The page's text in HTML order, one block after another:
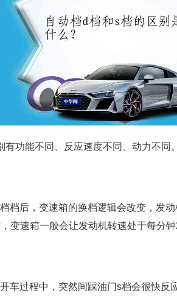
有功能不同、反应速度不同、动力不同。
档后，变速箱的换档逻辑会改变，发
变速箱一般会让发动机转速处于每分钟
车过程中，突然间踩油门s档会很快反